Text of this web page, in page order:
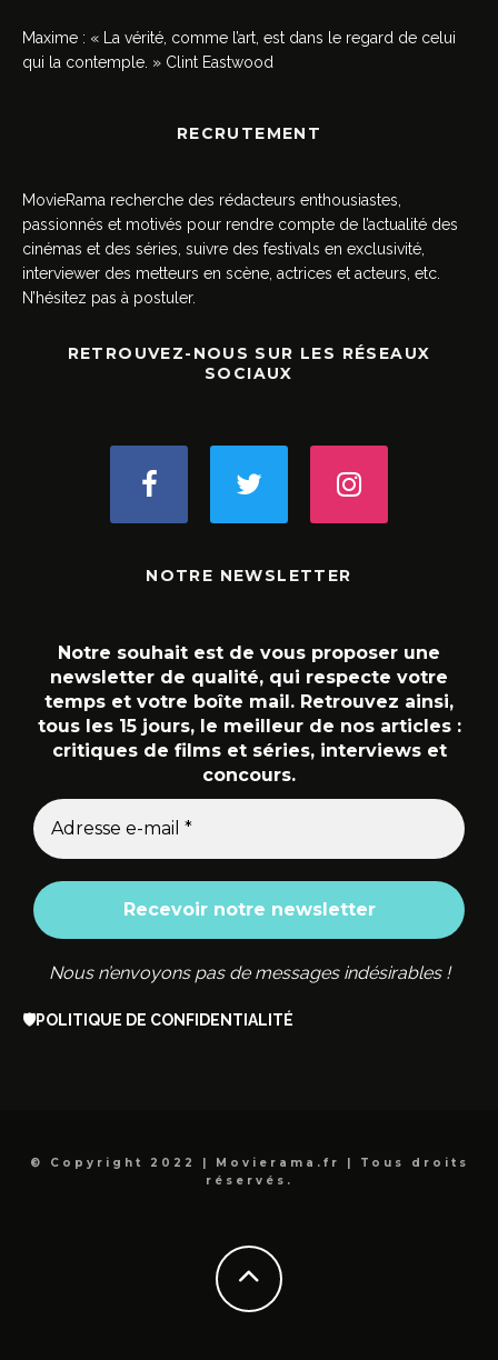
Maxime : « La vérité, comme l’art, est dans le regard de celui
qui la contemple. » Clint Eastwood
RECRUTEMENT
MovieRama recherche des rédacteurs enthousiastes,
passionnés et motivés pour rendre compte de l’actualité des
cinémas et des séries, suivre des festivals en exclusivité,
interviewer des metteurs en scène, actrices et acteurs, etc.
N’hésitez pas à postuler.
RETROUVEZ-NOUS SUR LES RÉSEAUX
SOCIAUX
NOTRE NEWSLETTER
Notre souhait est de vous proposer une
newsletter de qualité, qui respecte votre
temps et votre boîte mail. Retrouvez ainsi,
tous les 15 jours, le meilleur de nos articles :
critiques de films et séries, interviews et
concours.
Nous n’envoyons pas de messages indésirables !
🛡️POLITIQUE DE CONFIDENTIALITÉ
© Copyright 2022 | Movierama.fr | Tous droits
réservés.